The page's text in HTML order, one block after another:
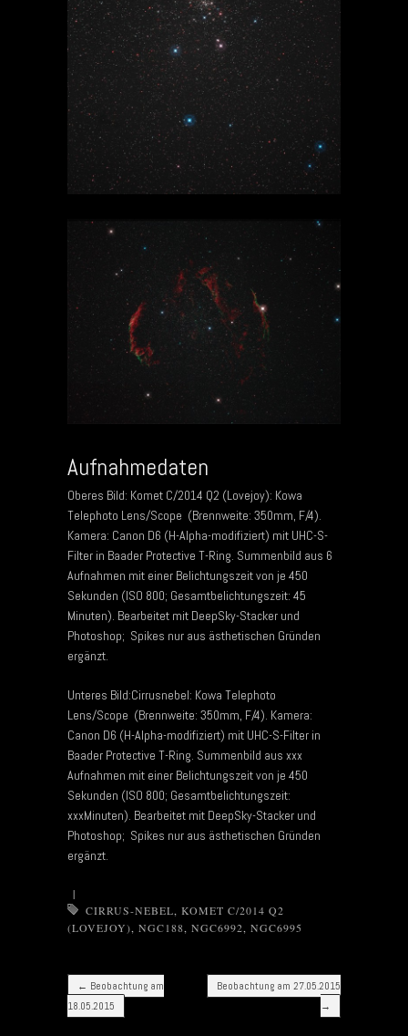
Aufnahmedaten
Oberes Bild: Komet C/2014 Q2 (Lovejoy): Kowa
Telephoto Lens/Scope (Brennweite: 350mm, F/4).
Kamera: Canon D6 (H-Alpha-modifiziert) mit UHC-S-
Filter in Baader Protective T-Ring. Summenbild aus 6
Aufnahmen mit einer Belichtungszeit von je 450
Sekunden (ISO 800; Gesamtbelichtungszeit: 45
Minuten). Bearbeitet mit DeepSky-Stacker und
Photoshop; Spikes nur aus ästhetischen Gründen
ergänzt.
Unteres Bild:Cirrusnebel: Kowa Telephoto
Lens/Scope (Brennweite: 350mm, F/4). Kamera:
Canon D6 (H-Alpha-modifiziert) mit UHC-S-Filter in
Baader Protective T-Ring. Summenbild aus xxx
Aufnahmen mit einer Belichtungszeit von je 450
Sekunden (ISO 800; Gesamtbelichtungszeit:
xxxMinuten). Bearbeitet mit DeepSky-Stacker und
Photoshop; Spikes nur aus ästhetischen Gründen
ergänzt.
|
CIRRUS-NEBEL, KOMET C/2014 Q2
(LOVEJOY), NGC188, NGC6992, NGC6995
Post navigation
← Beobachtung am
18.05.2015
Beobachtung am 27.05.2015
→